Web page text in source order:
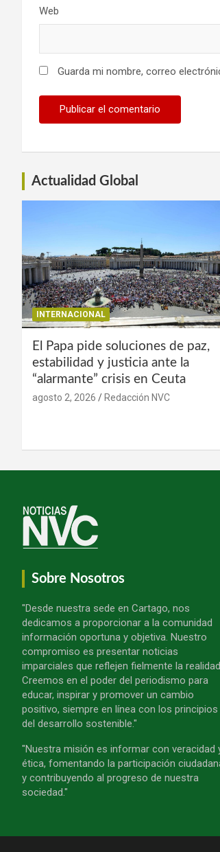
Web
Guarda mi nombre, correo
Actualidad Global
INTERNACIONAL
El Papa pide soluciones de paz,
estabilidad y justicia ante la
“alarmante” crisis en Ceuta
agosto 2, 2026 Redacción NVC
Sobre Nosotros
"Desde nuestra sede en Cartago, nos
dedicamos a proporcionar a la comunidad
información oportuna y objetiva. Nuestro
compromiso es presentar noticias
imparciales que reflejen fielmente la
Creemos en el poder del periodismo para
educar, inspirar y promover un cambio
positivo, siempre en línea con los principios
del desarrollo sostenible."
"Nuestra misión es informar con veracidad
ética, fomentando la participación
y contribuyendo al progreso de nuestra
sociedad."